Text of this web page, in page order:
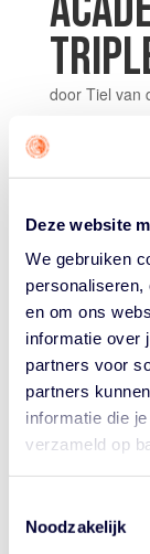
Deze website
We gebruiken
en om ons
informatie over
partners voor
partners
informatie die
verzameld op
Noodzakelijk
door Tiel van
De Basketbal
ThreaT
Cup Finals.
ploeg die?...
Historie
Bestuur En